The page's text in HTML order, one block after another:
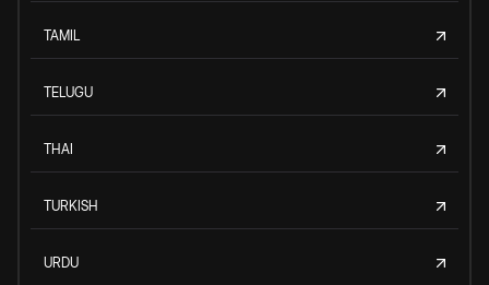
TAMIL
TELUGU
THAI
TURKISH
URDU